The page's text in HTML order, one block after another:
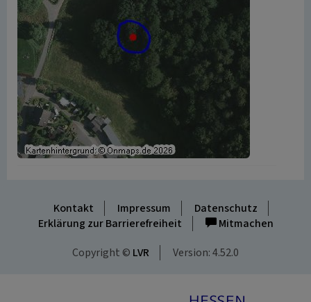
Kontakt Impressum
Datenschutz
Erklärung zur Barrierefreiheit
Mitmachen
Copyright © LVR Version: 4.52.0